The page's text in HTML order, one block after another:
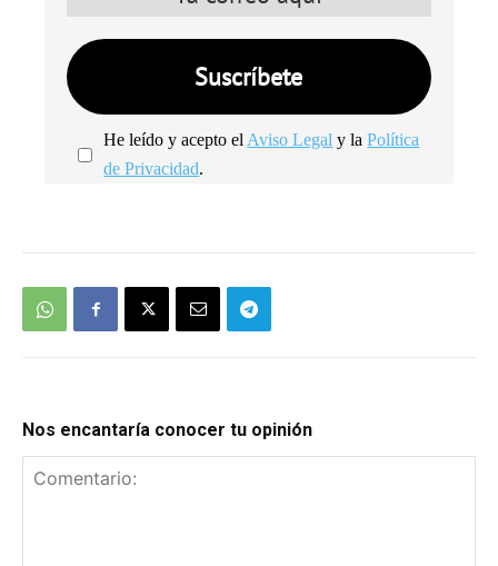
He leído y acepto el Aviso Legal y laPolítica
de Privacidad.
Nos encantaría conocer tu opinión